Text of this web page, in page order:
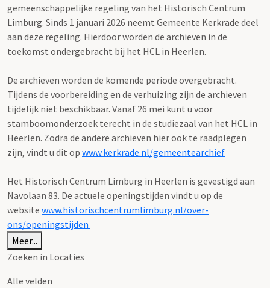
gemeenschappelijke regeling van het Historisch Centrum
Limburg. Sinds 1 januari 2026 neemt Gemeente Kerkrade deel
aan deze regeling. Hierdoor worden de archieven in de
toekomst ondergebracht bij het HCL in Heerlen.
De archieven worden de komende periode overgebracht.
Tijdens de voorbereiding en de verhuizing zijn de archieven
tijdelijk niet beschikbaar. Vanaf 26 mei kunt u voor
stamboomonderzoek terecht in de studiezaal van het HCL in
Heerlen. Zodra de andere archieven hier ook te raadplegen
zijn, vindt u dit op www.kerkrade.nl/gemeentearchief
Het Historisch Centrum Limburg in Heerlen is gevestigd aan
Navolaan 83. De actuele openingstijden vindt u op de
website www.historischcentrumlimburg.nl/over-
ons/openingstijden
Meer...
Zoeken in Locaties
Alle velden